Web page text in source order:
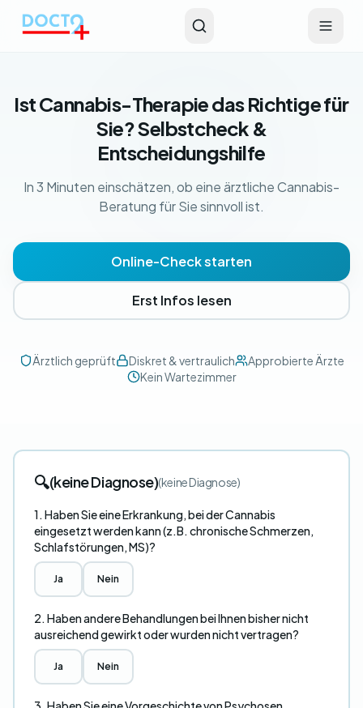
Ist Cannabis-Therapie das Richtige für
Sie? Selbstcheck &
Entscheidungshilfe
In 3 Minuten einschätzen, ob eine ärztliche Cannabis-
Beratung für Sie sinnvoll ist.
Online-Check starten
Erst Infos lesen
Ärztlich geprüft Diskret & vertraulich
Approbierte Ärzte
Kein Wartezimmer
🔍(keine Diagnose)(keine Diagnose)
1. Haben Sie eine Erkrankung, bei der Cannabis
eingesetzt werden kann (z.B. chronische Schmerzen,
Schlafstörungen, MS)?
Ja Nein
2. Haben andere Behandlungen bei Ihnen bisher nicht
ausreichend gewirkt oder wurden nicht vertragen?
Ja Nein